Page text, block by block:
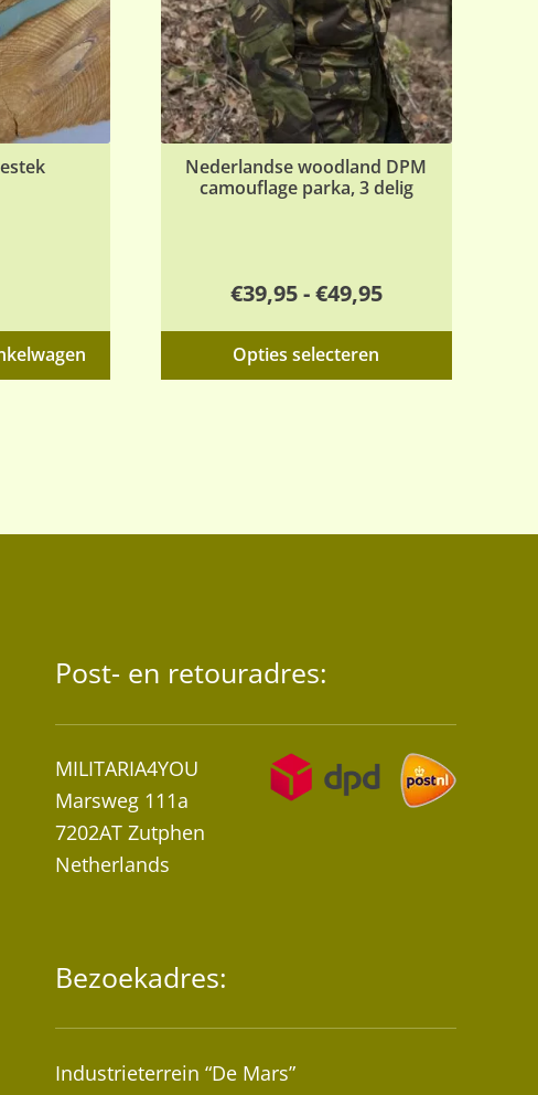
Nederlandse woodland DPM
camouflage parka, 3 delig
€39,95-€49,95Prijsklasse:
€39,95
Opties selecteren
kan
Post- en retouradres:
MILITARIA4YOU
Marsweg 111a
7202AT Zutphen
Netherlands
Bezoekadres:
Industrieterrein “De Mars”